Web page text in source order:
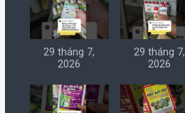
29 tháng 7,
2026
29 tháng 7,
2026